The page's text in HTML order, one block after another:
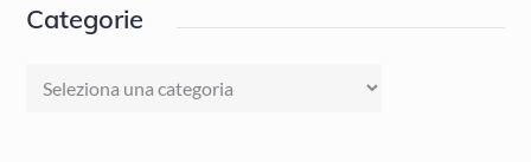
Categorie
Categorie